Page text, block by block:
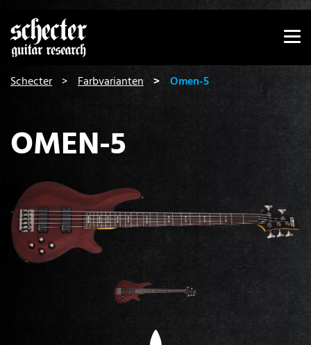
Zeige besser passende Version dieser Seite
Diese Meldung nicht mehr anzeigen
Schecter Farbvarianten Omen-5
OMEN-5